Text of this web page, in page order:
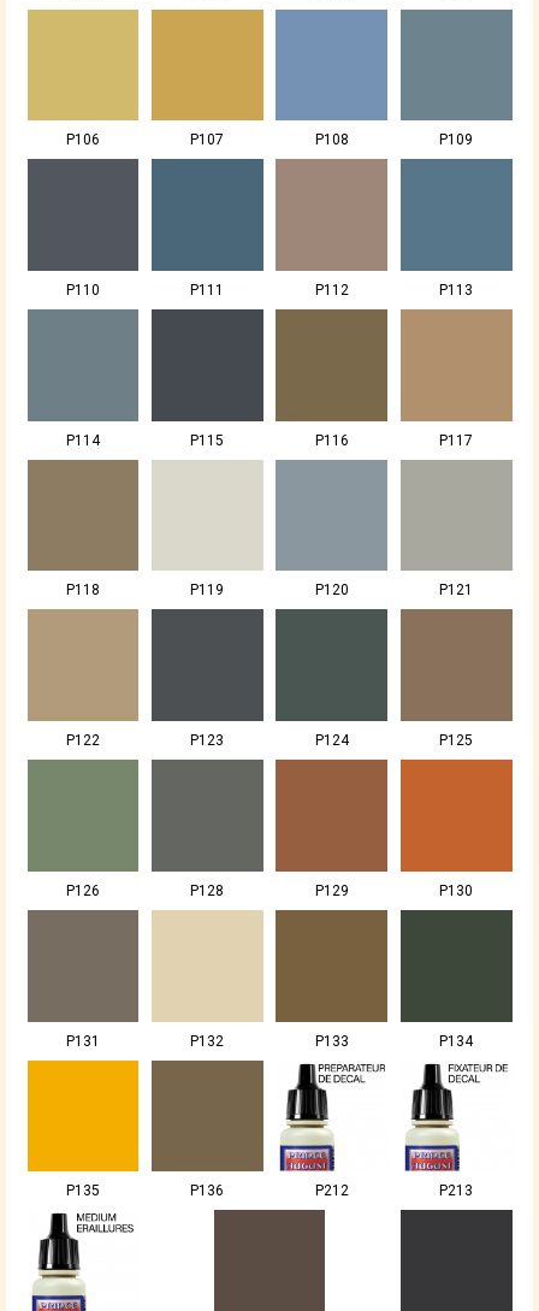
P106 P107 P108 P109
P110 P111 P112 P113
P114 P115 P116 P117
P118 P119 P120 P121
P122 P123 P124 P125
P126 P128 P129 P130
P131 P132 P133 P134
P135 P136 P212 P213